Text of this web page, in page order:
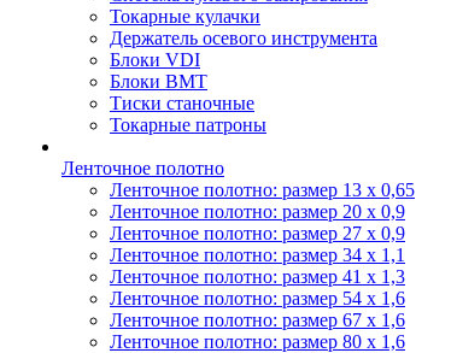
Токарные кулачки
Держатель осевого инструмента
Блоки VDI
Блоки BMT
Тиски станочные
Токарные патроны
Ленточное полотно
Ленточное полотно: размер 13 х 0,65
Ленточное полотно: размер 20 х 0,9
Ленточное полотно: размер 27 х 0,9
Ленточное полотно: размер 34 х 1,1
Ленточное полотно: размер 41 х 1,3
Ленточное полотно: размер 54 х 1,6
Ленточное полотно: размер 67 х 1,6
Ленточное полотно: размер 80 х 1,6